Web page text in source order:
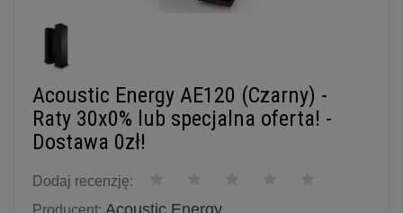
Acoustic Energy AE120 (Czarny) -
Raty 30x0% lub specjalna oferta! -
Dostawa 0zł!
Dodaj recenzję:
Producent: Acoustic Energy